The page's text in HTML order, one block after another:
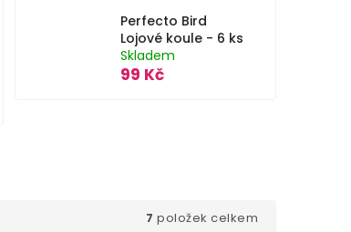
Perfecto Bird
Lojové koule - 6 ks
Skladem
99 Kč
7 položek celkem